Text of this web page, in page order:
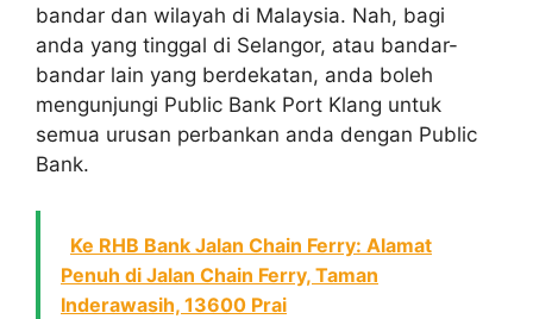
bandar dan wilayah di Malaysia. Nah, bagi
anda yang tinggal di Selangor, atau bandar-
bandar lain yang berdekatan, anda boleh
mengunjungi Public Bank Port Klang untuk
semua urusan perbankan anda dengan Public
Bank.
Ke RHB Bank Jalan Chain Ferry: Alamat
Penuh di Jalan Chain Ferry, Taman
Inderawasih, 13600 Prai